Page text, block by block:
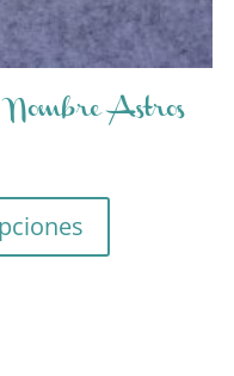
Nombre Astros